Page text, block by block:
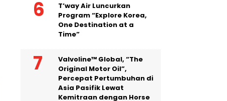
T’way Air Luncurkan
Program “Explore Korea,
One Destination at a
Time”
Valvoline™ Global, “The
Original Motor Oil”,
Percepat Pertumbuhan di
Asia Pasifik Lewat
Kemitraan dengan Horse